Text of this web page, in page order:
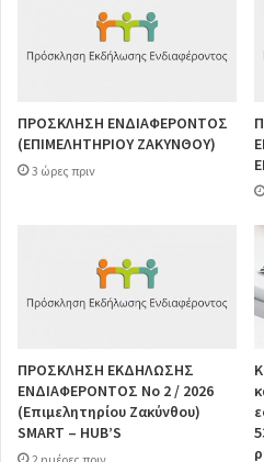
ΠΡΟΣΚΛΗΣΗ ΕΝΔΙΑΦΕΡΟΝΤΟΣ
(ΕΠΙΜΕΛΗΤΗΡΙΟΥ ΖΑΚΥΝΘΟΥ)
3 ώρες πριν
ΠΡΟΣΚΛΗΣΗ ΕΚΔΗΛΩΣΗΣ
ΕΝΔΙΑΦΕΡΟΝΤΟΣ Νο 2 / 2026
(Επιμελητηρίου Ζακύνθου)
SMART – HUB’S
2 ημέρες πριν